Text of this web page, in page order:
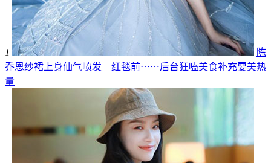
1
陈
乔恩纱裙上身仙气喷发 红毯前⋯⋯后台狂嗑美食补充耍美热
量